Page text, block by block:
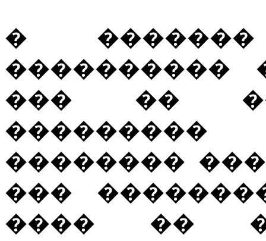
�
����������
��� ��
���������
��������
���
���� ��